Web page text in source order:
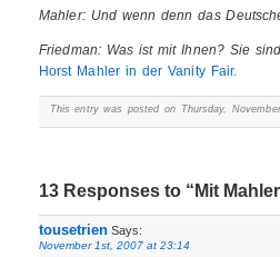
Mahler: Und wenn denn das
Friedman: Was ist mit Ihnen? Sie
Horst Mahler in der Vanity Fair.
This entry was posted on Thursday,
13 Responses to “Mit
tousetrienSays:
November 1st, 2007 at 23:14